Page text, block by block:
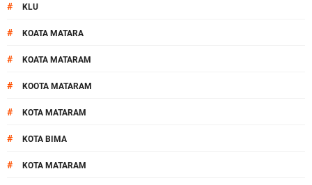
# KLU
# KOATA MATARA
# KOATA MATARAM
# KOOTA MATARAM
# KOTA MATARAM
# KOTA BIMA
# KOTA MATARAM